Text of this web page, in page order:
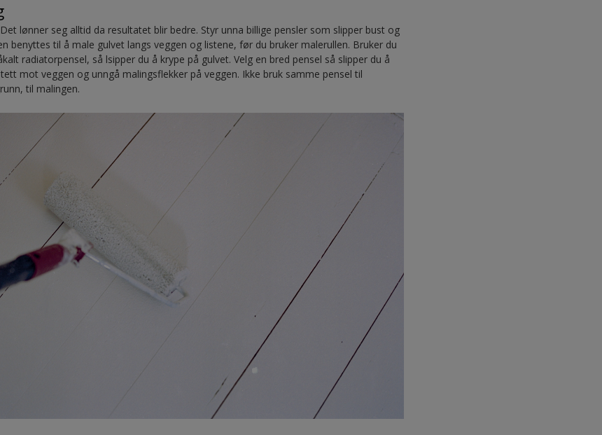
lønner seg alltid da resultatet blir bedre. Styr unna billige pensler som slipper bust og
benyttes til å male gulvet langs veggen og listene, før du bruker malerullen. Bruker du
radiatorpensel, så lsipper du å krype på gulvet. Velg en bred pensel så slipper du å
mot veggen og unngå malingsflekker på veggen. Ikke bruk samme pensel til
til malingen.